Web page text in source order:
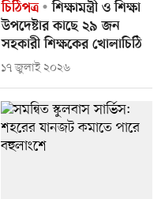
চিঠিপত্র
শিক্ষামন্ত্রী ও শিক্ষা
উপদেষ্টার কাছে ২৯ জন
সহকারী শিক্ষকের খোলাচিঠি
১৭ জুলাই ২০২৬